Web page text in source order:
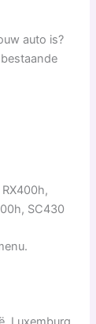
auto is?
SC430